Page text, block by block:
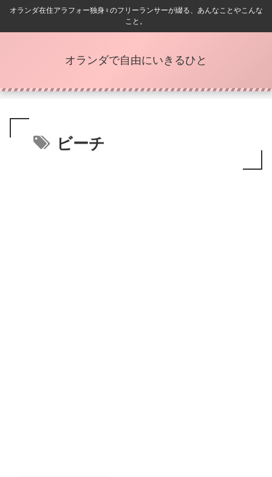
オランダ在住アラフォー独身♀️のフリーランサーが綴る、あんなことやこんな
こと。
オランダで自由にいきるひと
ビーチ